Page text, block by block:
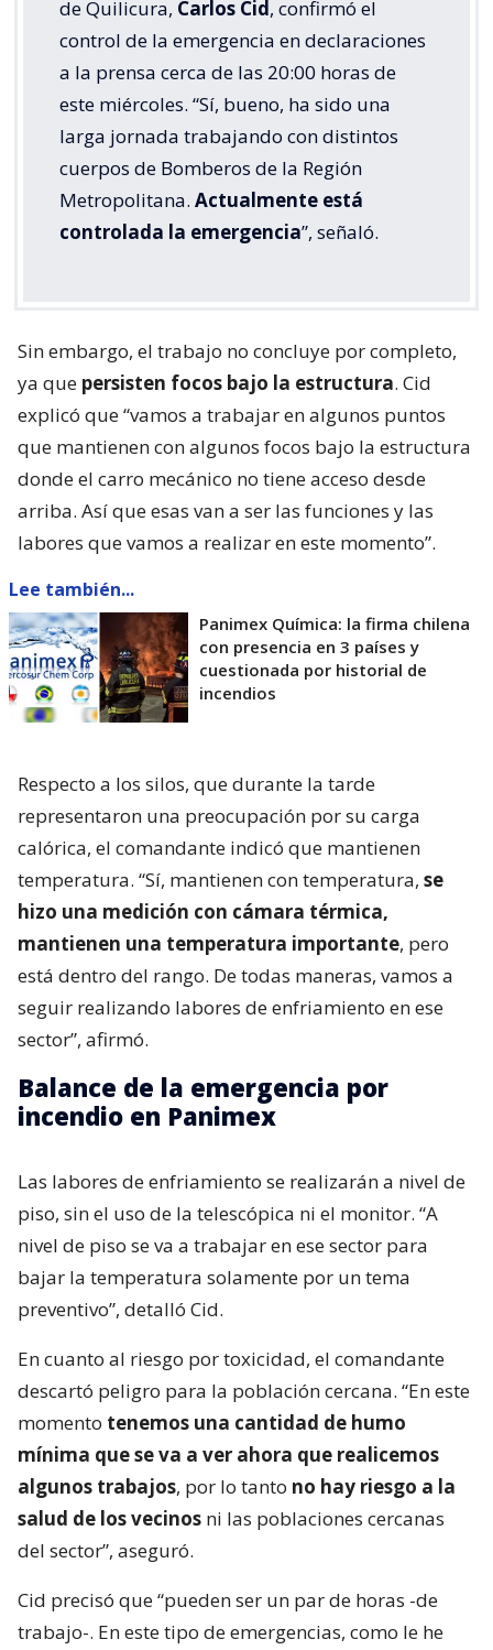
de Quilicura, Carlos Cid, confirmó el
control de la emergencia en declaraciones
a la prensa cerca de las 20:00 horas de
este miércoles. “Sí, bueno, ha sido una
larga jornada trabajando con distintos
cuerpos de Bomberos de la Región
Metropolitana. Actualmente está
controlada la emergencia”, señaló.
Sin embargo, el trabajo no concluye por completo,
ya que persisten focos bajo la estructura. Cid
explicó que “vamos a trabajar en algunos puntos
que mantienen con algunos focos bajo la estructura
donde el carro mecánico no tiene acceso desde
arriba. Así que esas van a ser las funciones y las
labores que vamos a realizar en este momento”.
Lee también...
Panimex Química: la firma chilena
con presencia en 3 países y
cuestionada por historial de
incendios
Respecto a los silos, que durante la tarde
representaron una preocupación por su carga
calórica, el comandante indicó que mantienen
temperatura. “Sí, mantienen con temperatura, se
hizo una medición con cámara térmica,
mantienen una temperatura importante, pero
está dentro del rango. De todas maneras, vamos a
seguir realizando labores de enfriamiento en ese
sector”, afirmó.
Balance de la emergencia por
incendio en Panimex
Las labores de enfriamiento se realizarán a nivel de
piso, sin el uso de la telescópica ni el monitor. “A
nivel de piso se va a trabajar en ese sector para
bajar la temperatura solamente por un tema
preventivo”, detalló Cid.
En cuanto al riesgo por toxicidad, el comandante
descartó peligro para la población cercana. “En este
momento tenemos una cantidad de humo
mínima que se va a ver ahora que realicemos
algunos trabajos, por lo tanto no hay riesgo a la
salud de los vecinos ni las poblaciones cercanas
del sector”, aseguró.
Cid precisó que “pueden ser un par de horas -de
trabajo-. En este tipo de emergencias, como le he